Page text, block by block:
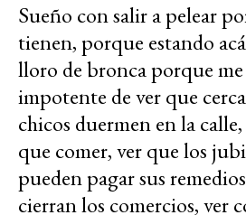
Sueño con salir a pelear
tienen, porque estando
lloro de bronca porque
impotente de ver que
chicos duermen en la
que comer, ver que los
pueden pagar sus
cierran los comercios, ver